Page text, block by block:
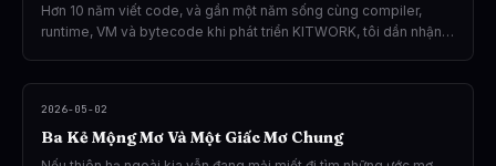
Hơn 10 năm viết code, và gần một năm sống cùng compiler,
runtime, VM và bytecode khi phát triển KITWORK, tôi dần nhận
2026-05-02
Ba Kẻ Mộng Mơ Và Một Giấc Mơ Chung